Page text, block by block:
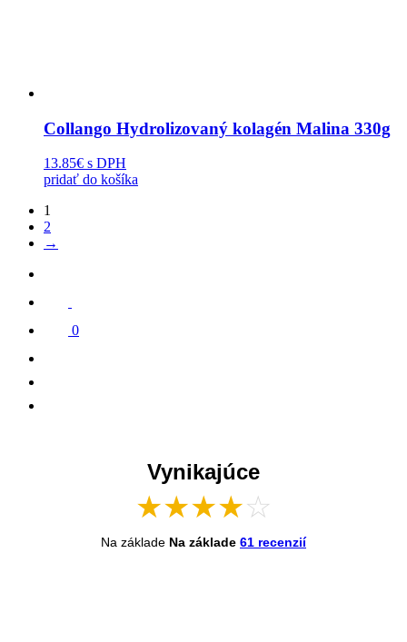
Collango Hydrolizovaný kolagén Malina 330g
13.85€ s DPH
pridať do košíka
1
2
→
0
Vynikajúce
★★★★☆
Na základe Na základe 61 recenzií